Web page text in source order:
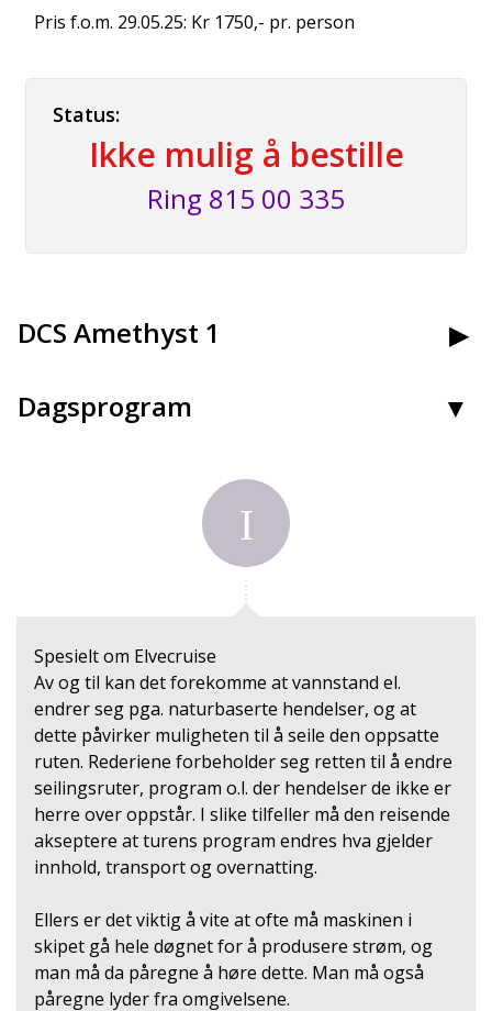
Soldekk
Spaavdeling
Pris f.o.m. 29.05.25: Kr 1750,- pr. person
Status:
Ikke mulig å bestille
Ring 815 00 335
Grupper tlf:
post@peergynt.com
peergynttours
Kontaktskjema
DCS Amethyst 1
Dagsprogram
Spesielt om Elvecruise
Av og til kan det forekomme at vannstand el.
endrer seg pga. naturbaserte hendelser, og at
dette påvirker muligheten til å seile den oppsatte
ruten. Rederiene forbeholder seg retten til å endre
seilingsruter, program o.l. der hendelser de ikke er
herre over oppstår. I slike tilfeller må den reisende
akseptere at turens program endres hva gjelder
innhold, transport og overnatting.
Ellers er det viktig å vite at ofte må maskinen i
skipet gå hele døgnet for å produsere strøm, og
man må da påregne å høre dette. Man må også
påregne lyder fra omgivelsene.